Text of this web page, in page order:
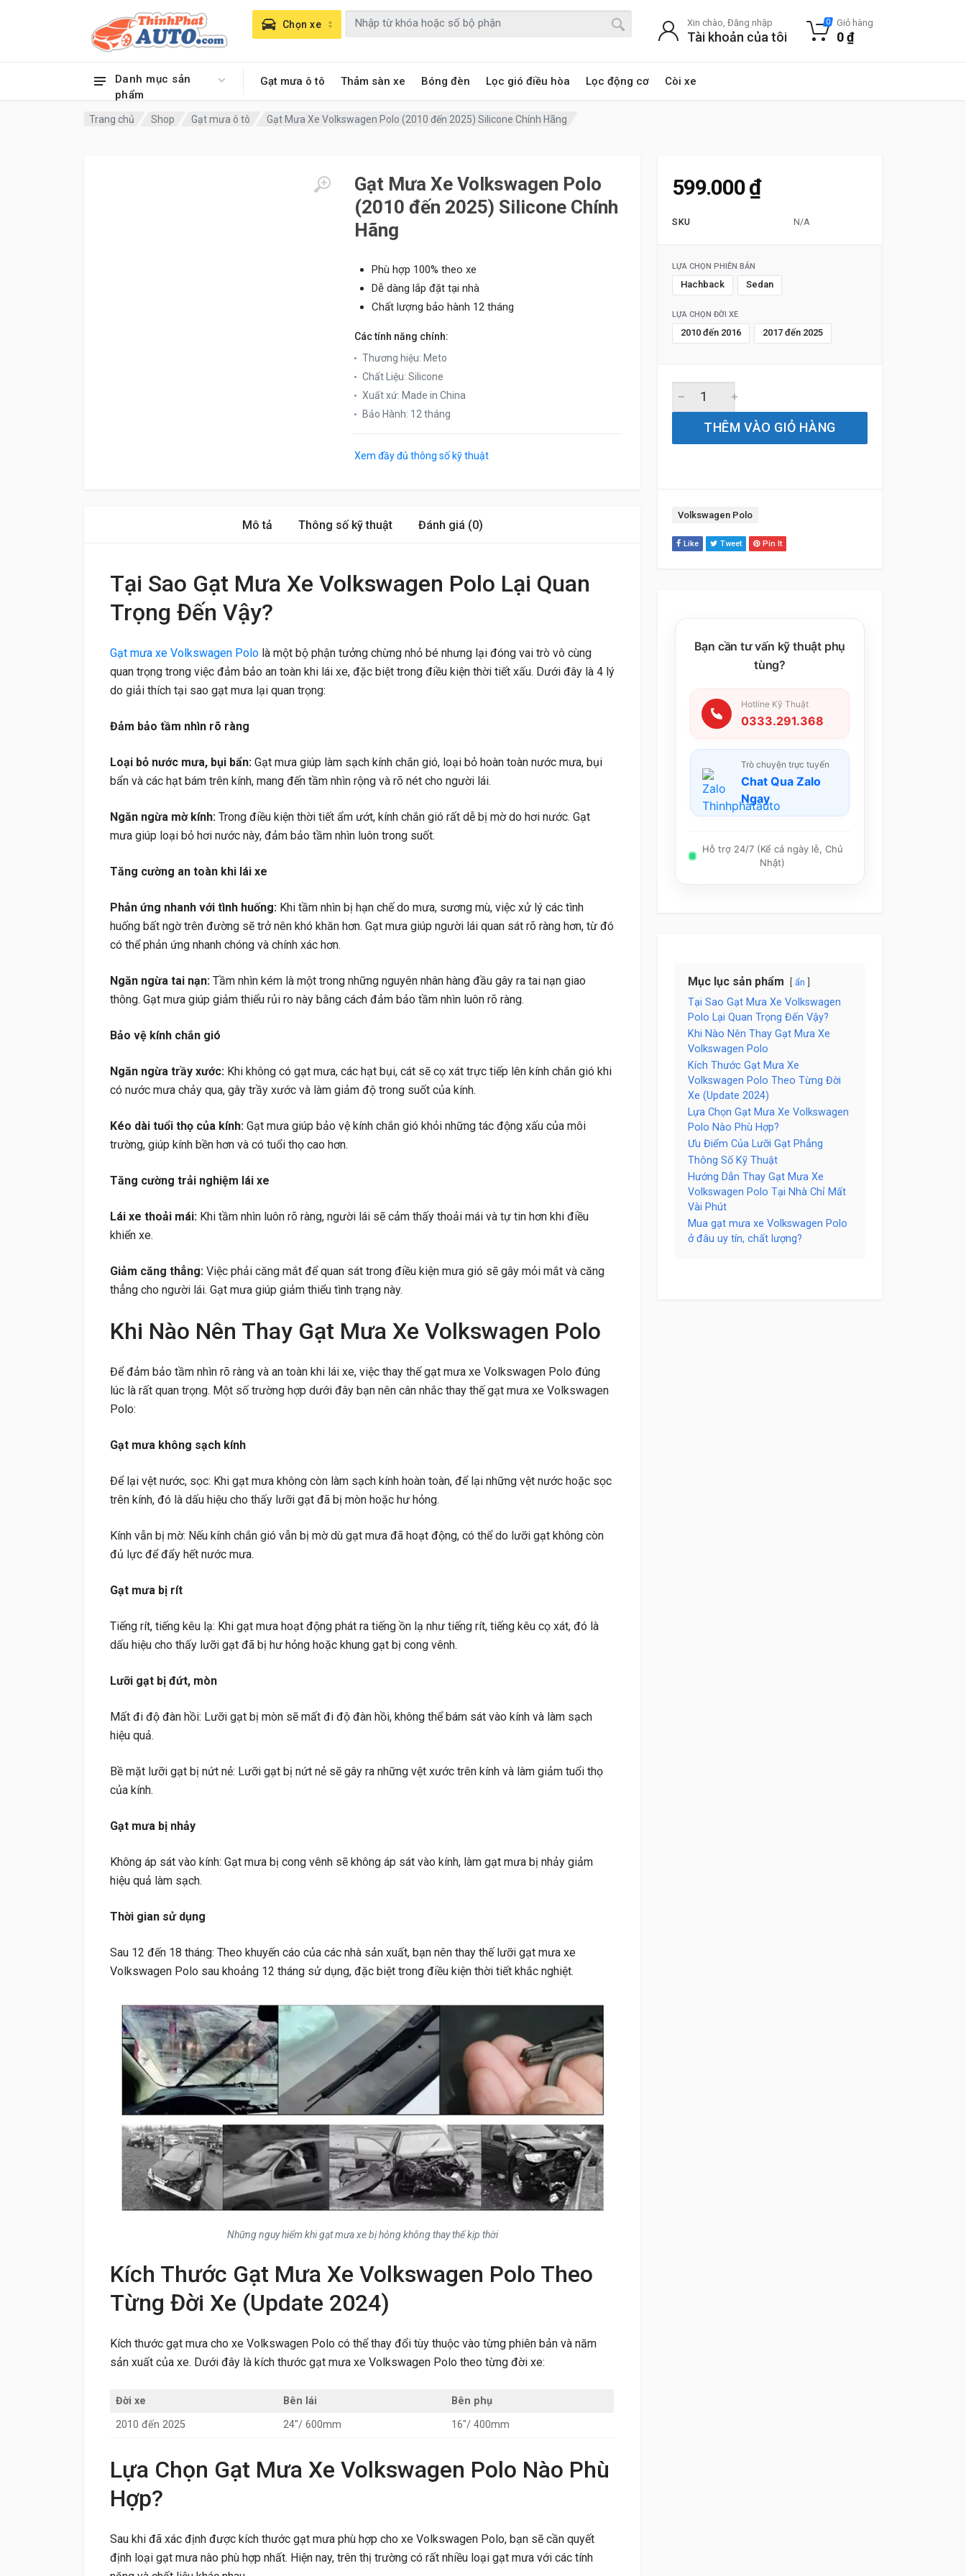
Danh mục sản
phẩm
Gạt mưa ô tô Thảm sàn xe Bóng đèn Lọc gió điều hòa Lọc động cơ Còi xe
Chọn xe Xin chào, Đăng nhập
Tài khoản của tôi
0 Giỏ hàng
0₫
Trang chủ Shop Gạt mưa ô tô Gạt Mưa Xe Volkswagen Polo (2010 đến 2025) Silicone Chính Hãng
Gạt Mưa Xe Volkswagen Polo
(2010 đến 2025) Silicone Chính
Hãng
Phù hợp 100% theo xe
Dễ dàng lắp đặt tại nhà
Chất lượng bảo hành 12 tháng
Các tính năng chính:
Thương hiệu: Meto
Chất Liệu: Silicone
Xuất xứ: Made in China
Bảo Hành: 12 tháng
Xem đầy đủ thông số kỹ thuật
599.000₫
SKU N/A
LỰA CHỌN PHIÊN BẢN
Hachback Sedan
LỰA CHỌN ĐỜI XE
2010 đến 2016 2017 đến 2025
THÊM VÀO GIỎ HÀNG
Tag:
Volkswagen Polo
Like Tweet Pin It
Bạn cần tư vấn kỹ thuật phụ
tùng?
Hotline Kỹ Thuật
0333.291.368
Trò chuyện trực tuyến
Chat Qua Zalo
Ngay
Hỗ trợ 24/7 (Kể cả ngày lễ, Chủ
Nhật)
Mục lục sản phẩm ẩn
Tại Sao Gạt Mưa Xe Volkswagen
Polo Lại Quan Trọng Đến Vậy?
Khi Nào Nên Thay Gạt Mưa Xe
Volkswagen Polo
Kích Thước Gạt Mưa Xe
Volkswagen Polo Theo Từng Đời
Xe (Update 2024)
Lựa Chọn Gạt Mưa Xe Volkswagen
Polo Nào Phù Hợp?
Ưu Điểm Của Lưỡi Gạt Phẳng
Thông Số Kỹ Thuật
Hướng Dẫn Thay Gạt Mưa Xe
Volkswagen Polo Tại Nhà Chỉ Mất
Vài Phút
Mua gạt mưa xe Volkswagen Polo
ở đâu uy tín, chất lượng?
Mô tả Thông số kỹ thuật Đánh giá (0)
Tại Sao Gạt Mưa Xe Volkswagen Polo Lại Quan
Trọng Đến Vậy?
Gạt mưa xe Volkswagen Polo là một bộ phận tưởng chừng nhỏ bé nhưng lại đóng vai trò vô cùng
quan trọng trong việc đảm bảo an toàn khi lái xe, đặc biệt trong điều kiện thời tiết xấu. Dưới đây là 4 lý
do giải thích tại sao gạt mưa lại quan trọng:
Đảm bảo tầm nhìn rõ ràng
Loại bỏ nước mưa, bụi bẩn: Gạt mưa giúp làm sạch kính chắn gió, loại bỏ hoàn toàn nước mưa, bụi
bẩn và các hạt bám trên kính, mang đến tầm nhìn rộng và rõ nét cho người lái.
Ngăn ngừa mờ kính: Trong điều kiện thời tiết ẩm ướt, kính chắn gió rất dễ bị mờ do hơi nước. Gạt
mưa giúp loại bỏ hơi nước này, đảm bảo tầm nhìn luôn trong suốt.
Tăng cường an toàn khi lái xe
Phản ứng nhanh với tình huống: Khi tầm nhìn bị hạn chế do mưa, sương mù, việc xử lý các tình
huống bất ngờ trên đường sẽ trở nên khó khăn hơn. Gạt mưa giúp người lái quan sát rõ ràng hơn, từ đó
có thể phản ứng nhanh chóng và chính xác hơn.
Ngăn ngừa tai nạn: Tầm nhìn kém là một trong những nguyên nhân hàng đầu gây ra tai nạn giao
thông. Gạt mưa giúp giảm thiểu rủi ro này bằng cách đảm bảo tầm nhìn luôn rõ ràng.
Bảo vệ kính chắn gió
Ngăn ngừa trầy xước: Khi không có gạt mưa, các hạt bụi, cát sẽ cọ xát trực tiếp lên kính chắn gió khi
có nước mưa chảy qua, gây trầy xước và làm giảm độ trong suốt của kính.
Kéo dài tuổi thọ của kính: Gạt mưa giúp bảo vệ kính chắn gió khỏi những tác động xấu của môi
trường, giúp kính bền hơn và có tuổi thọ cao hơn.
Tăng cường trải nghiệm lái xe
Lái xe thoải mái: Khi tầm nhìn luôn rõ ràng, người lái sẽ cảm thấy thoải mái và tự tin hơn khi điều
khiển xe.
Giảm căng thẳng: Việc phải căng mắt để quan sát trong điều kiện mưa gió sẽ gây mỏi mắt và căng
thẳng cho người lái. Gạt mưa giúp giảm thiểu tình trạng này.
Khi Nào Nên Thay Gạt Mưa Xe Volkswagen Polo
Để đảm bảo tầm nhìn rõ ràng và an toàn khi lái xe, việc thay thế gạt mưa xe Volkswagen Polo đúng
lúc là rất quan trọng. Một số trường hợp dưới đây bạn nên cân nhắc thay thế gạt mưa xe Volkswagen
Polo:
Gạt mưa không sạch kính
Để lại vệt nước, sọc: Khi gạt mưa không còn làm sạch kính hoàn toàn, để lại những vệt nước hoặc sọc
trên kính, đó là dấu hiệu cho thấy lưỡi gạt đã bị mòn hoặc hư hỏng.
Kính vẫn bị mờ: Nếu kính chắn gió vẫn bị mờ dù gạt mưa đã hoạt động, có thể do lưỡi gạt không còn
đủ lực để đẩy hết nước mưa.
Gạt mưa bị rít
Tiếng rít, tiếng kêu lạ: Khi gạt mưa hoạt động phát ra tiếng ồn lạ như tiếng rít, tiếng kêu cọ xát, đó là
dấu hiệu cho thấy lưỡi gạt đã bị hư hỏng hoặc khung gạt bị cong vênh.
Lưỡi gạt bị đứt, mòn
Mất đi độ đàn hồi: Lưỡi gạt bị mòn sẽ mất đi độ đàn hồi, không thể bám sát vào kính và làm sạch
hiệu quả.
Bề mặt lưỡi gạt bị nứt nẻ: Lưỡi gạt bị nứt nẻ sẽ gây ra những vệt xước trên kính và làm giảm tuổi thọ
của kính.
Gạt mưa bị nhảy
Không áp sát vào kính: Gạt mưa bị cong vênh sẽ không áp sát vào kính, làm gạt mưa bị nhảy giảm
hiệu quả làm sạch.
Thời gian sử dụng
Sau 12 đến 18 tháng: Theo khuyến cáo của các nhà sản xuất, bạn nên thay thế lưỡi gạt mưa xe
Volkswagen Polo sau khoảng 12 tháng sử dụng, đặc biệt trong điều kiện thời tiết khắc nghiệt.
Những nguy hiểm khi gạt mưa xe bị hỏng không thay thế kịp thời
Kích Thước Gạt Mưa Xe Volkswagen Polo Theo
Từng Đời Xe (Update 2024)
Kích thước gạt mưa cho xe Volkswagen Polo có thể thay đổi tùy thuộc vào từng phiên bản và năm
sản xuất của xe. Dưới đây là kích thước gạt mưa xe Volkswagen Polo theo từng đời xe:
Đời xe Bên lái
Bên phụ
2010 đến 2025
24″/ 600mm 16″/ 400mm
Lựa Chọn Gạt Mưa Xe Volkswagen Polo Nào Phù
Hợp?
Sau khi đã xác định được kích thước gạt mưa phù hợp cho xe Volkswagen Polo, bạn sẽ cần quyết
định loại gạt mưa nào phù hợp nhất. Hiện nay, trên thị trường có rất nhiều loại gạt mưa với các tính